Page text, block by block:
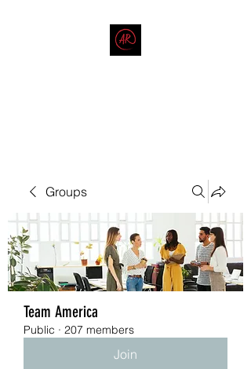
Groups
Team America
Public · 207 members
Join